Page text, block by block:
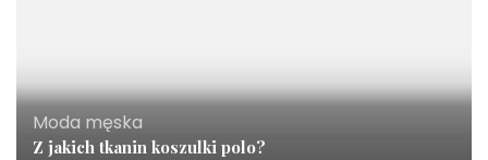
Moda męska
Z jakich tkanin koszulki polo?